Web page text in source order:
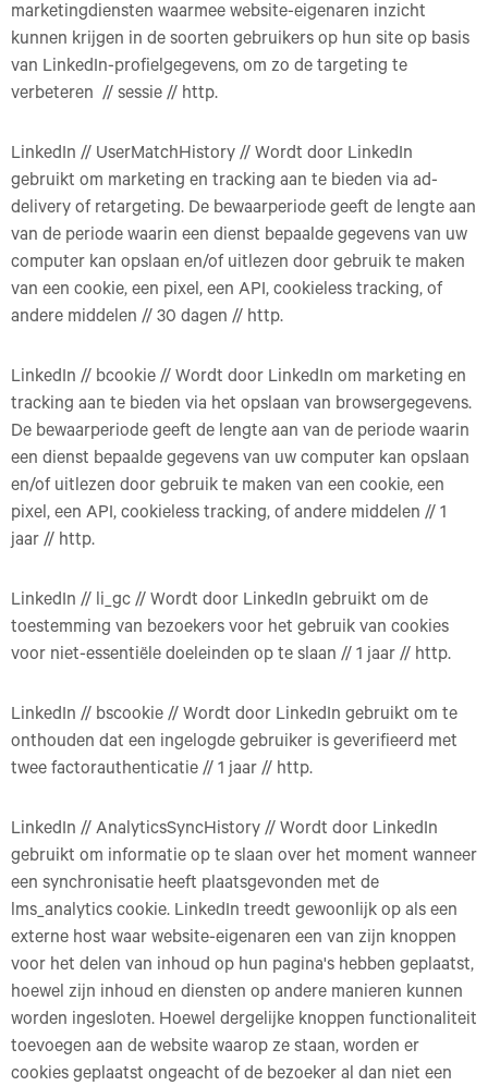
marketingdiensten waarmee website-eigenaren inzicht
kunnen krijgen in de soorten gebruikers op hun site op basis
van LinkedIn-profielgegevens, om zo de targeting te
verbeteren // sessie // http.
LinkedIn // UserMatchHistory // Wordt door LinkedIn
gebruikt om marketing en tracking aan te bieden via ad-
delivery of retargeting. De bewaarperiode geeft de lengte aan
van de periode waarin een dienst bepaalde gegevens van uw
computer kan opslaan en/of uitlezen door gebruik te maken
van een cookie, een pixel, een API, cookieless tracking, of
andere middelen // 30 dagen // http.
LinkedIn // bcookie // Wordt door LinkedIn om marketing en
tracking aan te bieden via het opslaan van browsergegevens.
De bewaarperiode geeft de lengte aan van de periode waarin
een dienst bepaalde gegevens van uw computer kan opslaan
en/of uitlezen door gebruik te maken van een cookie, een
pixel, een API, cookieless tracking, of andere middelen // 1
jaar // http.
LinkedIn // li_gc // Wordt door LinkedIn gebruikt om de
toestemming van bezoekers voor het gebruik van cookies
voor niet-essentiële doeleinden op te slaan // 1 jaar // http.
LinkedIn // bscookie // Wordt door LinkedIn gebruikt om te
onthouden dat een ingelogde gebruiker is geverifieerd met
twee factorauthenticatie // 1 jaar // http.
LinkedIn // AnalyticsSyncHistory // Wordt door LinkedIn
gebruikt om informatie op te slaan over het moment wanneer
een synchronisatie heeft plaatsgevonden met de
lms_analytics cookie. LinkedIn treedt gewoonlijk op als een
externe host waar website-eigenaren een van zijn knoppen
voor het delen van inhoud op hun pagina's hebben geplaatst,
hoewel zijn inhoud en diensten op andere manieren kunnen
worden ingesloten. Hoewel dergelijke knoppen functionaliteit
toevoegen aan de website waarop ze staan, worden er
cookies geplaatst ongeacht of de bezoeker al dan niet een